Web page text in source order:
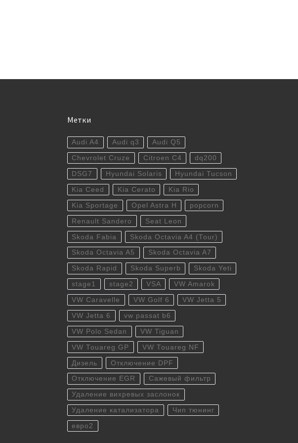
Метки
Audi A4 Audi q3 Audi Q5
Chevrolet Cruze Citroen C4 dq200
DSG7 Hyundai Solaris Hyundai Tucson
Kia Ceed Kia Cerato Kia Rio
Kia Sportage Opel Astra H popcorn
Renault Sandero Seat Leon
Skoda Fabia Skoda Octavia A4 (Tour)
Skoda Octavia A5 Skoda Octavia A7
Skoda Rapid Skoda Superb Skoda Yeti
stage1 stage2 VSA VW Amarok
VW Caravelle VW Golf 6 VW Jetta 5
VW Jetta 6 vw passat b6
VW Polo Sedan VW Tiguan
VW Touareg GP VW Touareg NF
Дизель Отключение DPF
Отключение EGR Сажевый фильтр
Удаление вихревых заслонок
Удаление катализатора Чип тюнинг
евро2